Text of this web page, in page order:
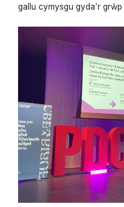
gallu cymysgu gyda’r